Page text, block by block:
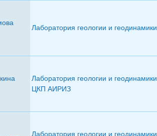
Лаборатория геологии и геодинамики
Лаборатория геологии и геодинамики
ЦКП АИРИЗ
Лаборатория геологии и геодинамики